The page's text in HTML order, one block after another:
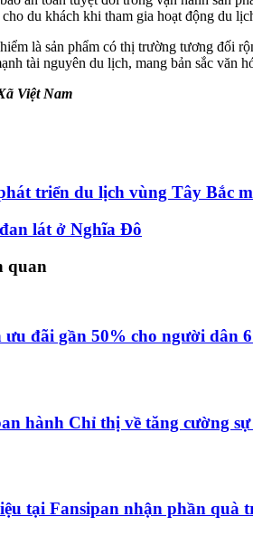
du khách khi tham gia hoạt động du
là sản phẩm có thị trường tương đối
tài nguyên du lịch, mang bản sắc văn
Việt Nam
triển du lịch vùng Tây Bắc
lát ở Nghĩa Đô
quan
ưu đãi gần 50% cho người dân
hành Chỉ thị về tăng cường
tại Fansipan nhận phần quà